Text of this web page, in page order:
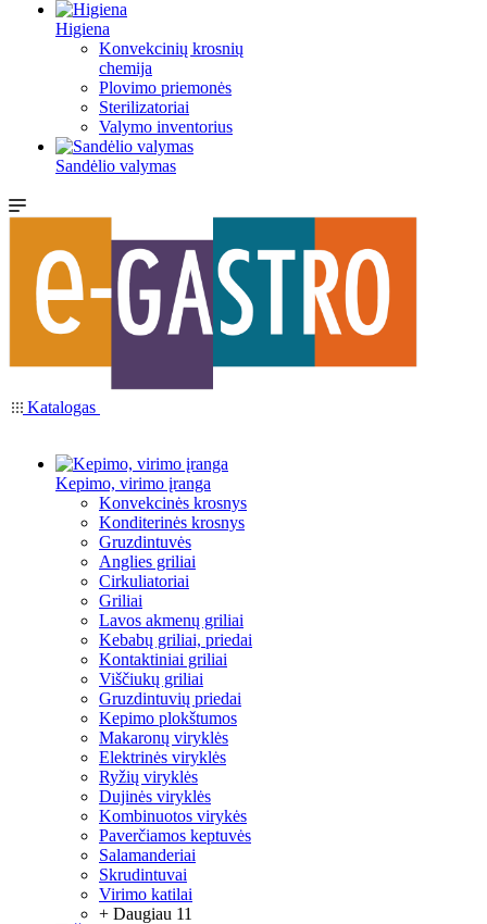
Higiena
Konvekcinių krosnių
chemija
Plovimo priemonės
Sterilizatoriai
Valymo inventorius
Sandėlio valymas
Katalogas
Kepimo, virimo įranga
Konvekcinės krosnys
Konditerinės krosnys
Gruzdintuvės
Anglies griliai
Cirkuliatoriai
Griliai
Lavos akmenų griliai
Kebabų griliai, priedai
Kontaktiniai griliai
Viščiukų griliai
Gruzdintuvių priedai
Kepimo plokštumos
Makaronų viryklės
Elektrinės viryklės
Ryžių viryklės
Dujinės viryklės
Kombinuotos virykės
Paverčiamos keptuvės
Salamanderiai
Skrudintuvai
Virimo katilai
+ Daugiau 11